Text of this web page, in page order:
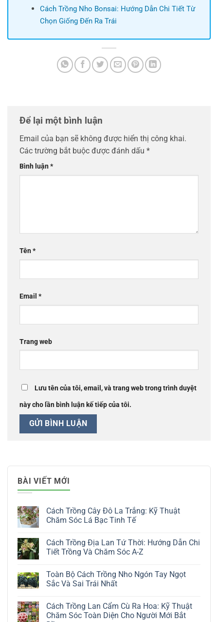
Cách Trồng Nho Bonsai: Hướng Dẫn Chi Tiết Từ
Chọn Giống Đến Ra Trái
Để lại một bình luận
Email của bạn sẽ không được hiển thị công khai.
Các trường bắt buộc được đánh dấu *
Bình luận*
Tên*
Email *
Trang web
Lưu tên của tôi, email, và trang web trong trình duyệt
này cho lần bình luận kế tiếp của tôi.
BÀI VIẾT MỚI
Cách Trồng Cây Đô La Trắng: Kỹ Thuật
Chăm Sóc Lá Bạc Tinh Tế
bình
luận
Cây
Đô
La
Thuật
Chăm
Sóc
Cách Trồng Địa Lan Tứ Thời: Hướng Dẫn Chi
Tiết Trồng Và Chăm Sóc A-Z
bình
luận
ở
Địa
Lan
Tứ
Toàn Bộ Cách Trồng Nho Ngón Tay Ngọt
Sắc Và Sai Trái Nhất
bình
luận
ở
Cách Trồng Lan Cẩm Cù Ra Hoa: Kỹ Thuật
Chăm Sóc Toàn Diện Cho Người Mới Bắt